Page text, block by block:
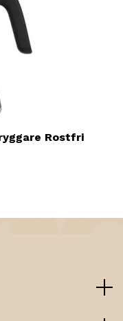
Rostfri